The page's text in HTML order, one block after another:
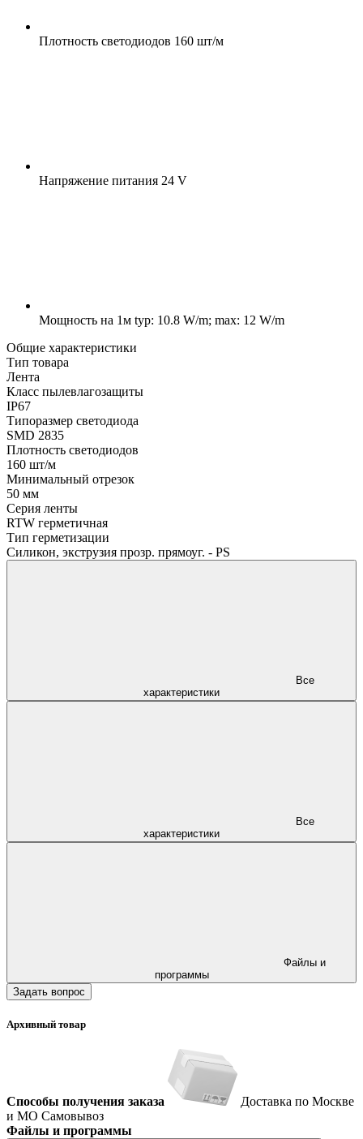
Плотность светодиодов 160 шт/м
Напряжение питания 24 V
Мощность на 1м typ: 10.8 W/m; max: 12 W/m
Общие характеристики
Тип товара
Лента
Класс пылевлагозащиты
IP67
Типоразмер светодиода
SMD 2835
Плотность светодиодов
160 шт/м
Минимальный отрезок
50 мм
Серия ленты
RTW герметичная
Тип герметизации
Силикон, экструзия прозр. прямоуг. - PS
характеристики
характеристики
программы
Задать вопрос
Архивный товар
Способы получения заказа
Доставка по Москве
и МО Самовывоз
Файлы и программы